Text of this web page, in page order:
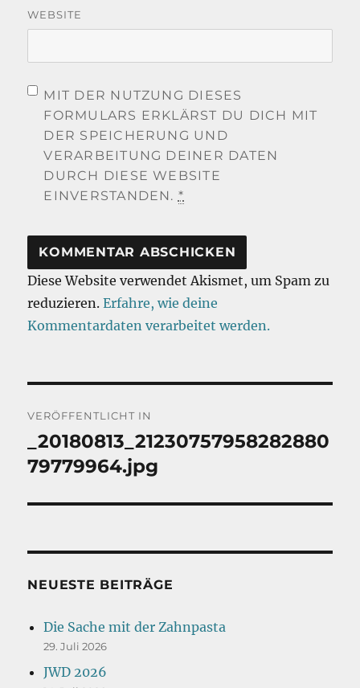
WEBSITE
MIT DER NUTZUNG DIESES
FORMULARS ERKLÄRST DU DICH MIT
DER SPEICHERUNG UND
VERARBEITUNG DEINER DATEN
DURCH DIESE WEBSITE
EINVERSTANDEN. *
Diese Website verwendet Akismet, um Spam zu
reduzieren.Erfahre, wie deine
Kommentardaten verarbeitet werden.
VERÖFFENTLICHT IN
_20180813_21230757958282880
79779964.jpg
NEUESTE BEITRÄGE
Die Sache mit der Zahnpasta
29. Juli 2026
JWD 2026